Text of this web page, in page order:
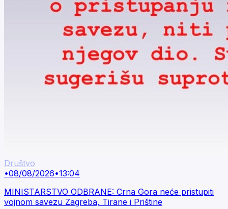
Društvo
•08/08/2026•13:04
MINISTARSTVO ODBRANE: Crna Gora neće pristupiti
vojnom savezu Zagreba, Tirane i Prištine